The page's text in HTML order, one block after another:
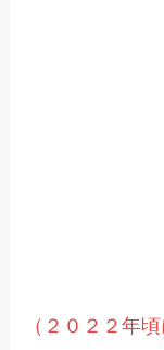
（２０２２年